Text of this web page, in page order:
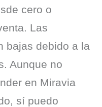
cero o
Las
bajas debido a la
Aunque no
en Miravia
sí puedo